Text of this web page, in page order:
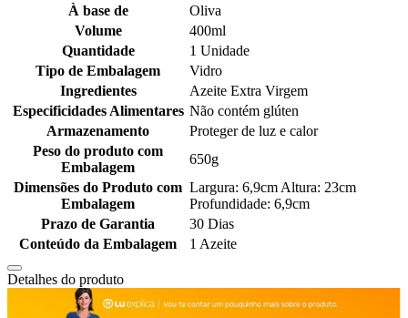
À base de
Oliva
Volume
400ml
Quantidade
1 Unidade
Tipo de Embalagem
Vidro
Ingredientes
Azeite Extra Virgem
Especificidades Alimentares Não contém glúten
Armazenamento
Proteger de luz e calor
Peso do produto com
Embalagem
650g
Dimensões do Produto com
Embalagem
Largura: 6,9cm Altura: 23cm
Profundidade: 6,9cm
Prazo de Garantia
30 Dias
Conteúdo da Embalagem
1 Azeite
Detalhes do produto